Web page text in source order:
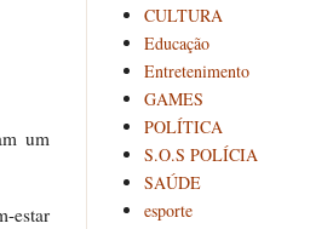
um
estar
CULTURA
Educação
Entretenimento
GAMES
POLÍTICA
S.O.S POLÍCIA
SAÚDE
esporte